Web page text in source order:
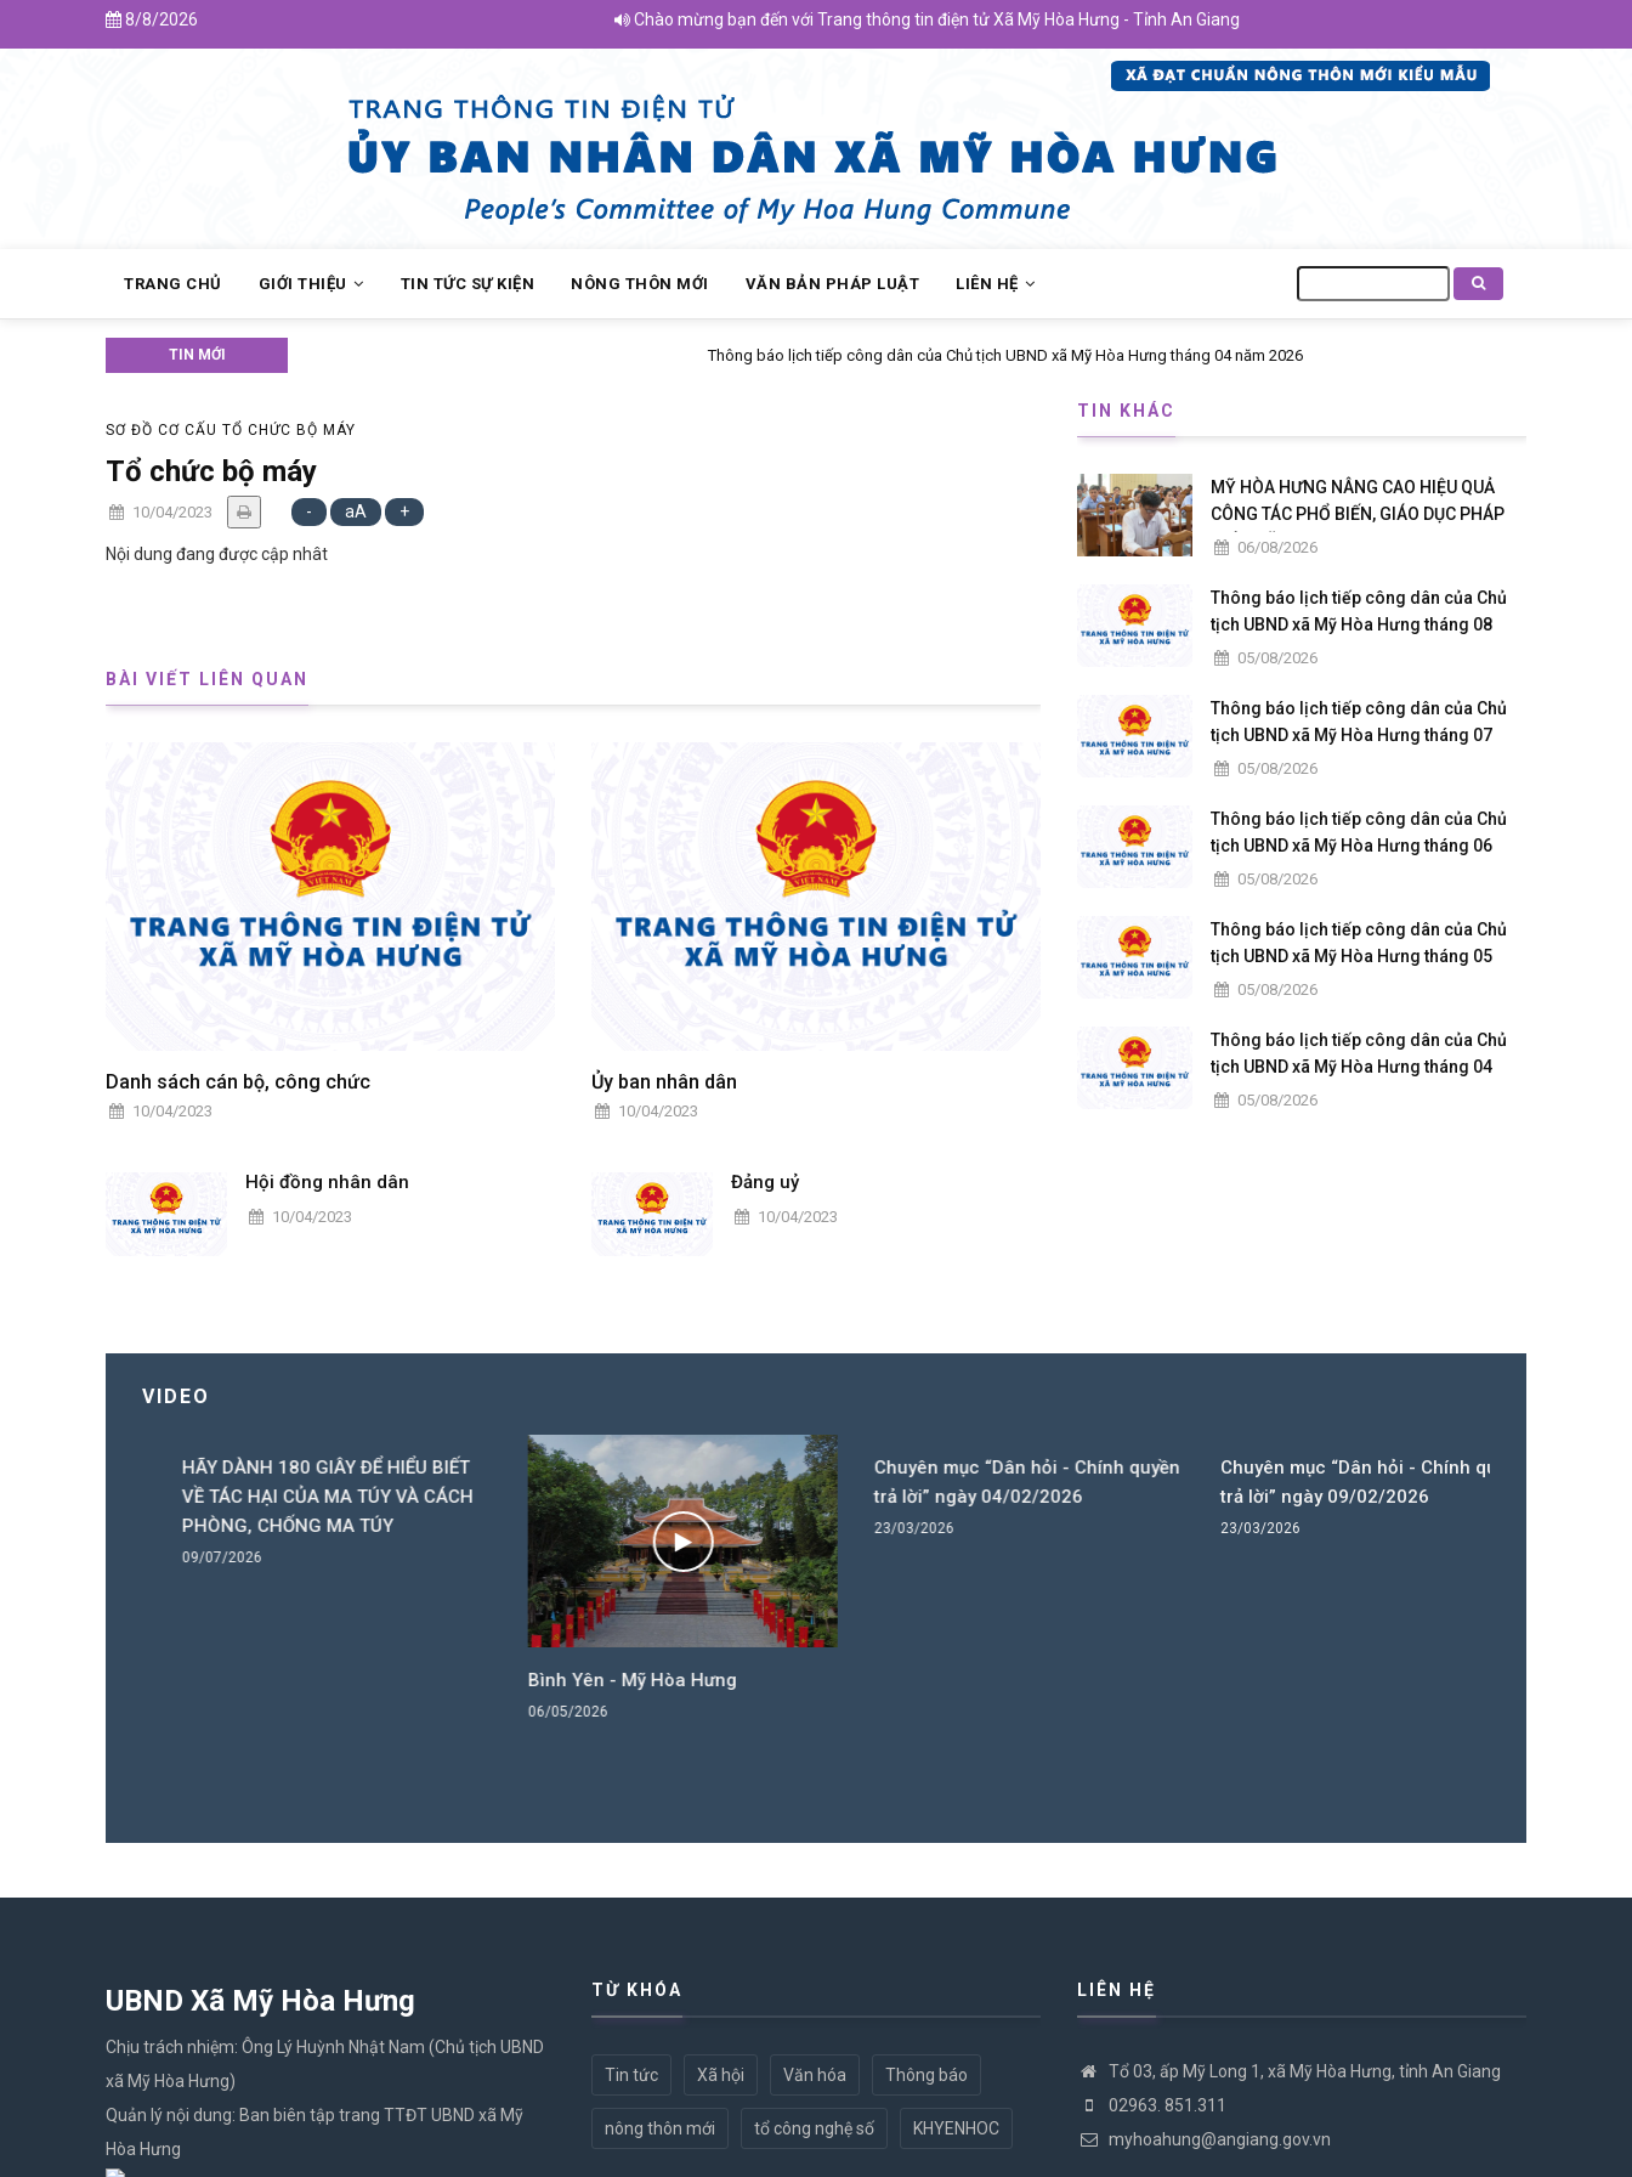
8/8/2026 Chào mừng bạn đến với Trang thông tin điện tử Xã Mỹ Hòa Hưng - Tỉnh An Giang
NAVIGATION
TRANG CHỦ GIỚI THIỆU TIN TỨC SỰ KIỆN NÔNG THÔN MỚI VĂN BẢN PHÁP LUẬT LIÊN HỆ
kiếm
TIN MỚI Thông báo lịch tiếp công dân của Chủ tịch UBND xã Mỹ Hòa Hưng tháng 04 năm 2026
SƠ ĐỒ CƠ CẤU TỔ CHỨC BỘ MÁY
Tổ chức bộ máy
10/04/2023 - aA +
Nội dung đang được cập nhât
BÀI VIẾT LIÊN QUAN
Danh sách cán bộ, công chức
10/04/2023
Ủy ban nhân dân
10/04/2023
Hội đồng nhân dân
10/04/2023
Đảng uỷ
10/04/2023
TIN KHÁC
MỸ HÒA HƯNG NÂNG CAO HIỆU QUẢ
CÔNG TÁC PHỔ BIẾN, GIÁO DỤC PHÁP
LUẬT NĂM 2026
06/08/2026
Thông báo lịch tiếp công dân của Chủ
tịch UBND xã Mỹ Hòa Hưng tháng 08
năm 2026
05/08/2026
Thông báo lịch tiếp công dân của Chủ
tịch UBND xã Mỹ Hòa Hưng tháng 07
năm 2026
05/08/2026
Thông báo lịch tiếp công dân của Chủ
tịch UBND xã Mỹ Hòa Hưng tháng 06
năm 2026
05/08/2026
Thông báo lịch tiếp công dân của Chủ
tịch UBND xã Mỹ Hòa Hưng tháng 05
năm 2026
05/08/2026
Thông báo lịch tiếp công dân của Chủ
tịch UBND xã Mỹ Hòa Hưng tháng 04
năm 2026
05/08/2026
VIDEO
HÃY DÀNH 180 GIÂY ĐỂ HIỂU BIẾT
VỀ TÁC HẠI CỦA MA TÚY VÀ CÁCH
PHÒNG, CHỐNG MA TÚY
09/07/2026
Bình Yên - Mỹ Hòa Hưng
06/05/2026
Chuyên mục “Dân hỏi - Chính quyền
trả lời” ngày 04/02/2026
23/03/2026
Chuyên mục “Dân hỏi - Chính quyền
trả lời” ngày 09/02/2026
23/03/2026
UBND Xã Mỹ Hòa Hưng
Chịu trách nhiệm: Ông Lý Huỳnh Nhật Nam (Chủ tịch UBND
xã Mỹ Hòa Hưng)
Quản lý nội dung: Ban biên tập trang TTĐT UBND xã Mỹ
Hòa Hưng
TỪ KHÓA
Tin tức Xã hội Văn hóa Thông báo
nông thôn mới tổ công nghệ số KHYENHOC
LIÊN HỆ
Tổ 03, ấp Mỹ Long 1, xã Mỹ Hòa Hưng, tỉnh An Giang
02963. 851.311
myhoahung@angiang.gov.vn